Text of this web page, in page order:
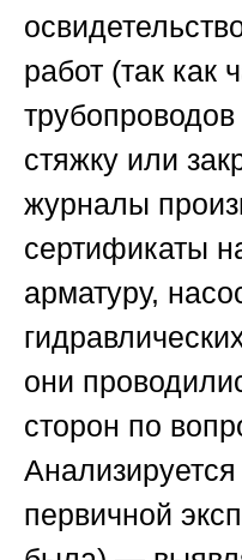
работ (так как
стяжку или
журналы
сертификаты
арматуру,
они
сторон по
первичной